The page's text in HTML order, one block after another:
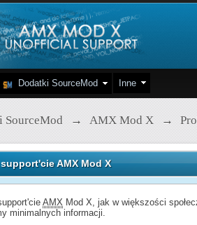
Dodatki SourceMod Inne
→ AMX Mod X →
AMX Mod X
AMX Mod X, jak w większości
minimalnych informacji.